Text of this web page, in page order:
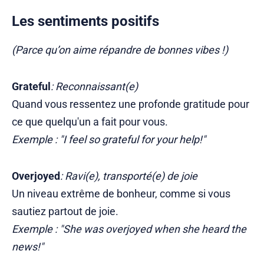
Les sentiments positifs
(Parce qu’on aime répandre de bonnes vibes !)
Grateful : Reconnaissant(e)
Quand vous ressentez une profonde gratitude pour
ce que quelqu'un a fait pour vous.
Exemple : "I feel so grateful for your help!"
Overjoyed: Ravi(e), transporté(e) de joie
Un niveau extrême de bonheur, comme si vous
sautiez partout de joie.
Exemple : "She was overjoyed when she heard the
news!"